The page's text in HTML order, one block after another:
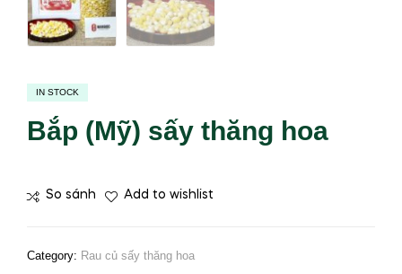
IN STOCK
Bắp (Mỹ) sấy thăng hoa
So sánh Add to wishlist
Category: Rau củ sấy thăng hoa